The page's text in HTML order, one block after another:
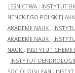
LEŚNICTWA ; INSTYTUT
NENCKIEGO POLSKIEJ
AKADEMII NAUK ;
AKADEMII NAUK ;
NAUK ; INSTYTUT CHEMII
; INSTYTUT
SOCJOLOGII PAN ;